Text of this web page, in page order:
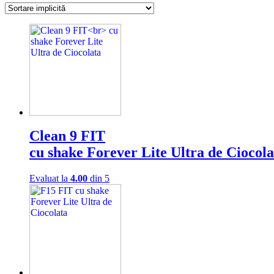
Clean 9 FIT
cu shake Forever Lite Ultra de
Evaluat la 4.00 din 5